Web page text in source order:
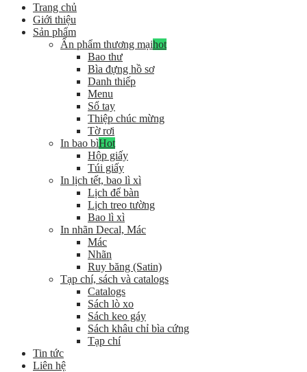
Trang chủ
Giới thiệu
Sản phẩm
Ấn phẩm thương mạihot
Bao thư
Bìa đựng hồ sơ
Danh thiếp
Menu
Sổ tay
Thiệp chúc mừng
Tờ rơi
In bao bìHot
Hộp giấy
Túi giấy
In lịch tết, bao lì xì
Lịch để bàn
Lịch treo tường
Bao lì xì
In nhãn Decal, Mác
Mác
Nhãn
Ruy băng (Satin)
Tạp chí, sách và catalogs
Catalogs
Sách lò xo
Sách keo gáy
Sách khâu chỉ bìa cứng
Tạp chí
Tin tức
Liên hệ